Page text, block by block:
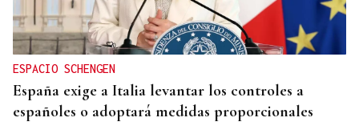
¿Sabe usted que en Oímbra ya están preparando
el Entroido?
ESPACIO SCHENGEN
España exige a Italia levantar los controles a
españoles o adoptará medidas proporcionales